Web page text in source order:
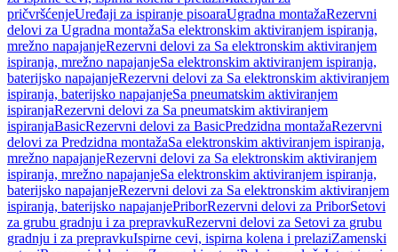
pričvršćenjeUređaji za ispiranje pisoaraUgradna montažaRezervni
delovi za Ugradna montažaSa elektronskim aktiviranjem ispiranja,
mrežno napajanjeRezervni delovi za Sa elektronskim aktiviranjem
ispiranja, mrežno napajanjeSa elektronskim aktiviranjem ispiranja,
baterijsko napajanjeRezervni delovi za Sa elektronskim aktiviranjem
ispiranja, baterijsko napajanjeSa pneumatskim aktiviranjem
ispiranjaRezervni delovi za Sa pneumatskim aktiviranjem
ispiranjaBasicRezervni delovi za BasicPredzidna montažaRezervni
delovi za Predzidna montažaSa elektronskim aktiviranjem ispiranja,
mrežno napajanjeRezervni delovi za Sa elektronskim aktiviranjem
ispiranja, mrežno napajanjeSa elektronskim aktiviranjem ispiranja,
baterijsko napajanjeRezervni delovi za Sa elektronskim aktiviranjem
ispiranja, baterijsko napajanjePriborRezervni delovi za PriborSetovi
za grubu gradnju i za prepravkuRezervni delovi za Setovi za grubu
gradnju i za prepravkuIspirne cevi, ispirna kolena i prelaziZamenski